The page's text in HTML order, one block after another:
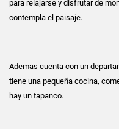
para relajarse y disfrutar de
contempla el paisaje.
Ademas cuenta con un
tiene una pequeña cocina,
hay un tapanco.